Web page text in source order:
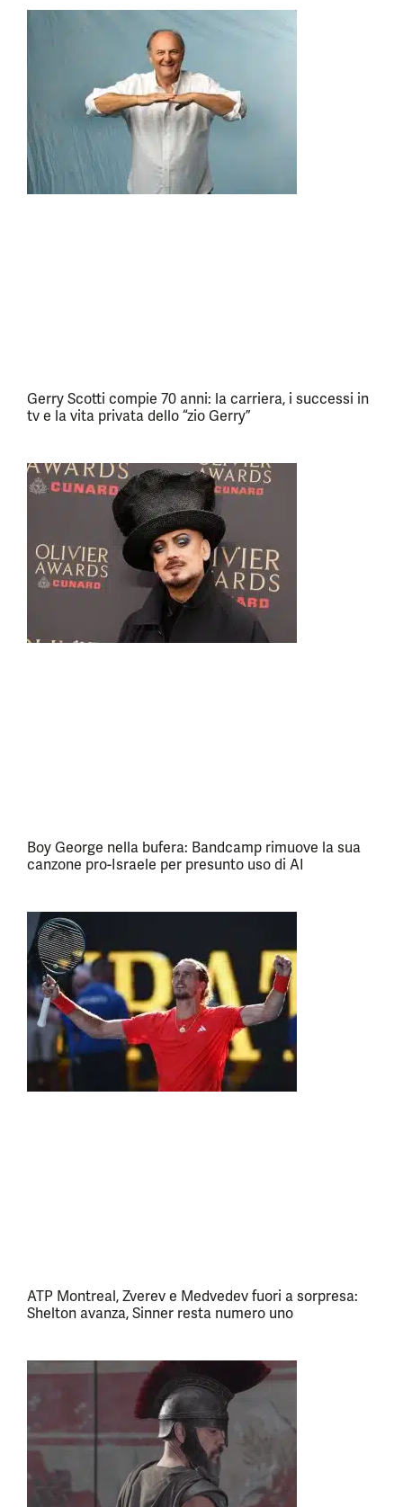
Gerry Scotti compie 70 anni: la carriera, i successi in
tv e la vita privata dello “zio Gerry”
Boy George nella bufera: Bandcamp rimuove la sua
canzone pro-Israele per presunto uso di AI
ATP Montreal, Zverev e Medvedev fuori a sorpresa:
Shelton avanza, Sinner resta numero uno